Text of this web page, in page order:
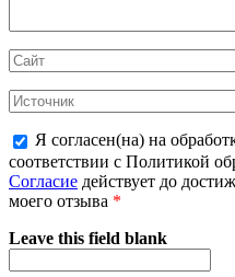
Я согласен(на) на
соответствии с Политикой
Согласие действует до
моего отзыва *
Leave this field blank